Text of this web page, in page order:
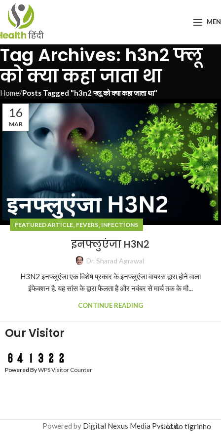
Tag Archives: h3n2 फ्लू
को क्या कहा जाता था
Home Posts Tagged "h3n2 फ्लू को क्या कहा जाता था"
16
MAR
FEATURED ARTICLE, FEVERS, INFECTIONS
इनफ्लुएंजा H3N2
Dr. Sharad Agrawal
H3N2 इनफ्लुएंजा एक विशेष प्रकार के इनफ्लुएंजा वायरस द्वारा होने वाला
इंफेक्शन है. यह सांस के द्वारा फैलता है और नवंबर से मार्च तक के मौ...
CONTINUE READING
Our Visitor
Powered ByWPS Visitor Counter
Powered by Digital Nexus Media Pvt. Ltd.slot do tigrinho